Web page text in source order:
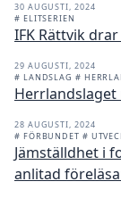
30 AUGUSTI, 2024
# ELITSERIEN
IFK Rättvik
29 AUGUSTI, 2024
# LANDSLAG #
28 AUGUSTI, 2024
# FÖRBUNDET #
Jämställdhet i
anlitad